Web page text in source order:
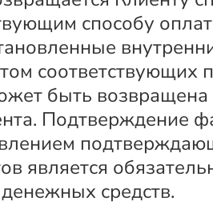
способу
соответствующих
быть
Подтверждение
является
средств.